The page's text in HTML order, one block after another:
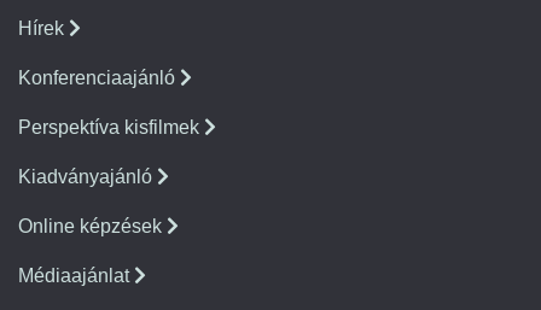
Hírek
Konferenciaajánló
Perspektíva kisfilmek
Kiadványajánló
Online képzések
Médiaajánlat